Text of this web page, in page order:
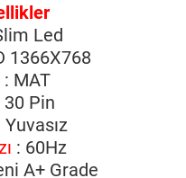
Led
1366X768
: MAT
30 Pin
: 60Hz
A+ Grade